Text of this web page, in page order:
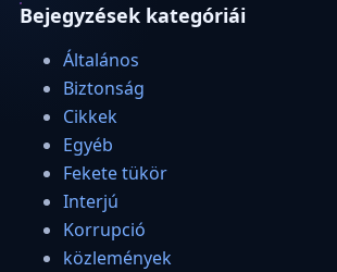
Bejegyzések kategóriái
Általános
Biztonság
Cikkek
Egyéb
Fekete tükör
Interjú
Korrupció
közlemények